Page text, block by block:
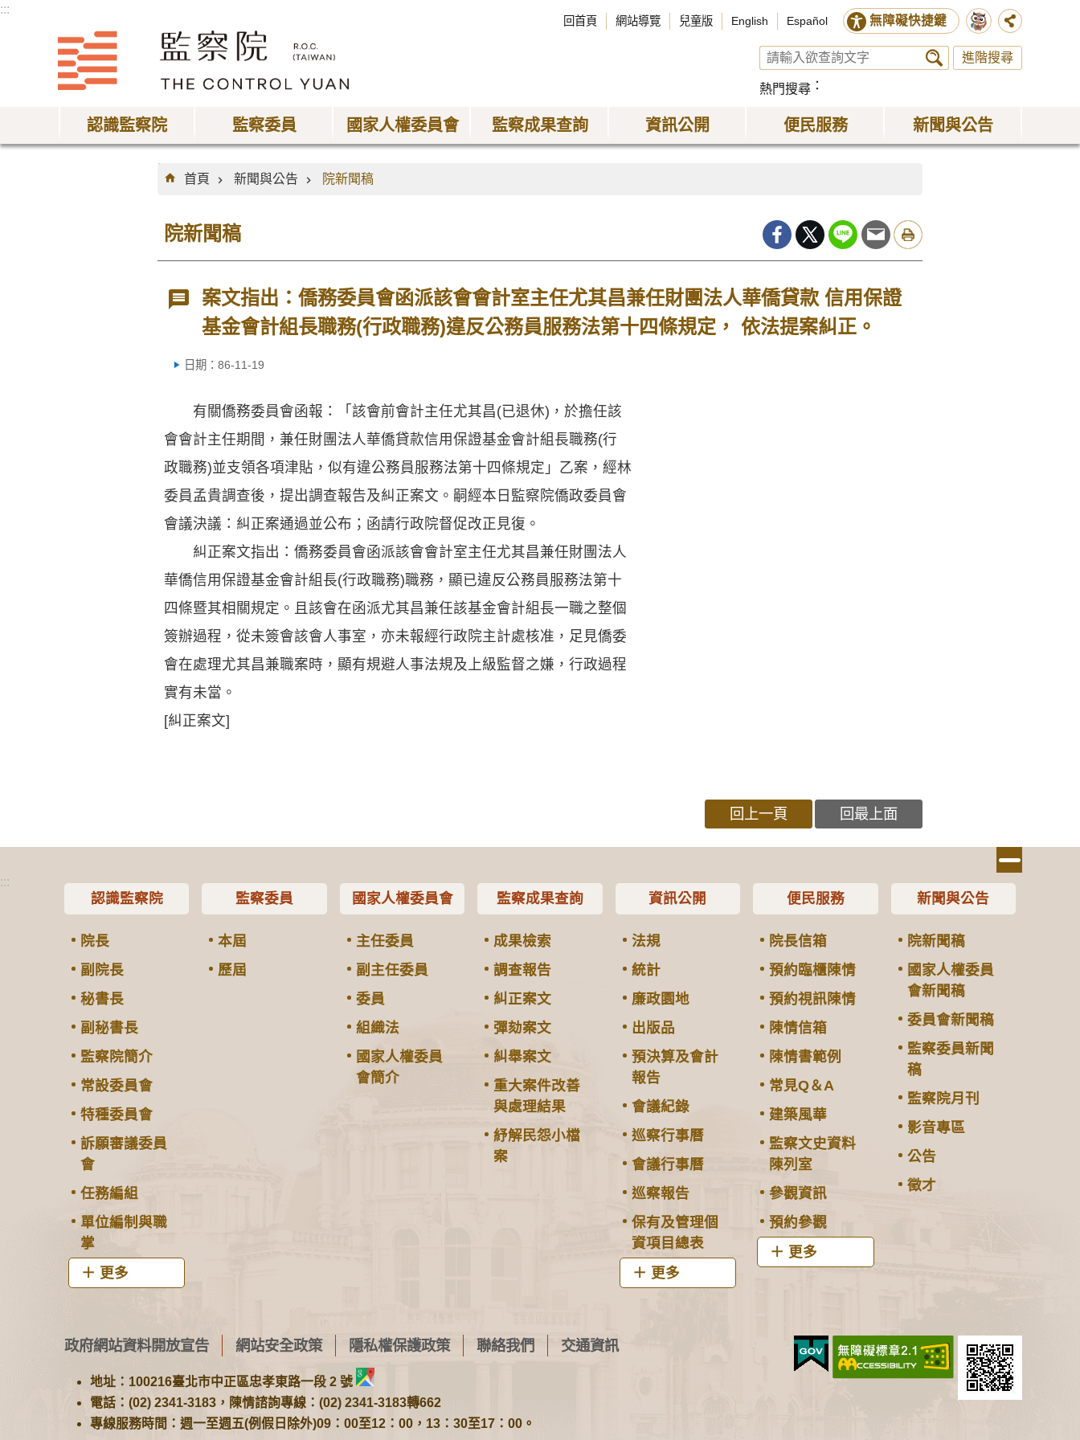
:::
回首頁 網站導覽 兒童版 English Español 無障礙快捷鍵
進階搜尋
熱門搜尋
認識監察院 監察委員 國家人權委員會 監察成果查詢 資訊公開 便民服務 新聞與公告
:::
首頁
新聞與公告 院新聞稿
院新聞稿
案文指出：僑務委員會函派該會會計室主任尤其昌兼任財團法人華僑貸款 信用保證
基金會計組長職務(行政職務)違反公務員服務法第十四條規定， 依法提案糾正。
日期：86-11-19
有關僑務委員會函報：「該會前會計主任尤其昌(已退休)，於擔任該
會會計主任期間，兼任財團法人華僑貸款信用保證基金會計組長職務(行
政職務)並支領各項津貼，似有違公務員服務法第十四條規定」乙案，經林
委員孟貴調查後，提出調查報告及糾正案文。嗣經本日監察院僑政委員會
會議決議：糾正案通過並公布；函請行政院督促改正見復。
糾正案文指出：僑務委員會函派該會會計室主任尤其昌兼任財團法人
華僑信用保證基金會計組長(行政職務)職務，顯已違反公務員服務法第十
四條暨其相關規定。且該會在函派尤其昌兼任該基金會計組長一職之整個
簽辦過程，從未簽會該會人事室，亦未報經行政院主計處核准，足見僑委
會在處理尤其昌兼職案時，顯有規避人事法規及上級監督之嫌，行政過程
實有未當。
[糾正案文]
回上一頁 回最上面
:::
認識監察院
院長
副院長
秘書長
副秘書長
監察院簡介
常設委員會
特種委員會
訴願審議委員
會
任務編組
單位編制與職
掌
更多
監察委員
本屆
歷屆
國家人權委員會
主任委員
副主任委員
委員
組織法
國家人權委員
會簡介
監察成果查詢
成果檢索
調查報告
糾正案文
彈劾案文
糾舉案文
重大案件改善
與處理結果
紓解民怨小檔
案
資訊公開
法規
統計
廉政園地
出版品
預決算及會計
報告
會議紀錄
巡察行事曆
會議行事曆
巡察報告
保有及管理個
資項目總表
更多
便民服務
院長信箱
預約臨櫃陳情
預約視訊陳情
陳情信箱
陳情書範例
常見Q＆A
建築風華
監察文史資料
陳列室
參觀資訊
預約參觀
更多
新聞與公告
院新聞稿
國家人權委員
會新聞稿
委員會新聞稿
監察委員新聞
稿
監察院月刊
影音專區
公告
徵才
政府網站資料開放宣告 網站安全政策 隱私權保護政策 聯絡我們 交通資訊
地址：100216臺北市中正區忠孝東路一段 2 號
電話：(02) 2341-3183，陳情諮詢專線：(02) 2341-3183轉662
專線服務時間：週一至週五(例假日除外)09：00至12：00，13：30至17：00。